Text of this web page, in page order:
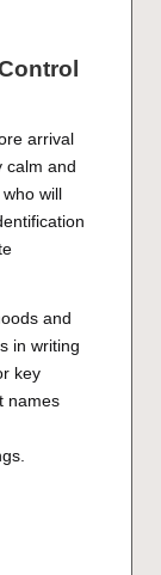
Jogja
ke Pasar
arrival
calm and
will
and
in writing
key
names